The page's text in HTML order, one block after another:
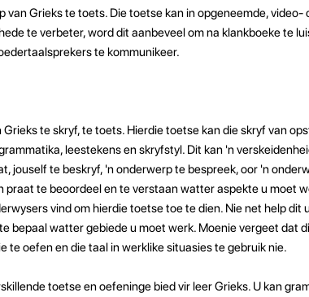
van Grieks te toets. Die toetse kan in opgeneemde,
te verbeter, word dit aanbeveel om na klankboeke te
te kommunikeer.
te skryf, te toets. Hierdie toetse kan die skryf van
leestekens en skryfstyl. Dit kan 'n
jouself te beskryf, 'n onderwerp te bespreek, oor 'n
praat te beoordeel en te verstaan ​​watter aspekte u moet
vind om hierdie toetse toe te dien. Nie net help dit
bepaal watter gebiede u moet werk. Moenie vergeet dat
te oefen en die taal in werklike situasies te gebruik nie.
toetse en oefeninge bied vir leer Grieks. U kan